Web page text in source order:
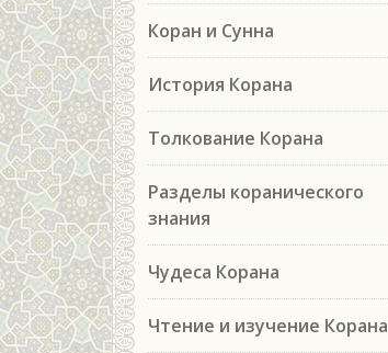
Коран и Сунна
История Корана
Толкование Корана
Разделы коранического
знания
Чудеса Корана
Чтение и изучение Корана